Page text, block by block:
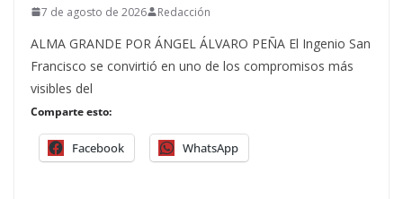
7 de agosto de 2026 Redacción
ALMA GRANDE POR ÁNGEL ÁLVARO PEÑA El Ingenio San
Francisco se convirtió en uno de los compromisos más
visibles del
Comparte esto:
Facebook WhatsApp